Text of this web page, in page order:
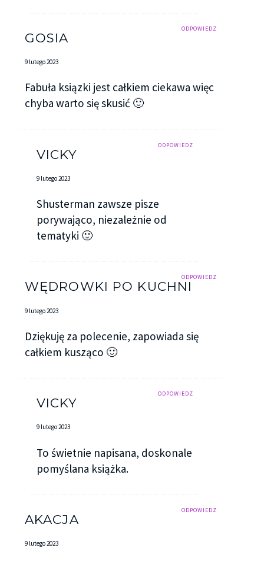
ODPOWIEDZ
GOSIA
9 lutego 2023
Fabuła ksiązki jest całkiem ciekawa więc
chyba warto się skusić 🙂
ODPOWIEDZ
VICKY
9 lutego 2023
Shusterman zawsze pisze
porywająco, niezależnie od
tematyki 🙂
ODPOWIEDZ
WĘDROWKI PO KUCHNI
9 lutego 2023
Dziękuję za polecenie, zapowiada się
całkiem kusząco 🙂
ODPOWIEDZ
VICKY
9 lutego 2023
To świetnie napisana, doskonale
pomyślana książka.
ODPOWIEDZ
AKACJA
9 lutego 2023